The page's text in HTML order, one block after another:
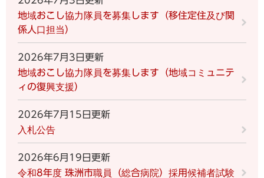
地域おこし協力隊員を募集します（移住定住及び関
係人口担当）
2026年7月3日更新
地域おこし協力隊員を募集します（地域コミュニテ
ィの復興支援）
2026年7月15日更新
入札公告
2026年6月19日更新
令和8年度 珠洲市職員（総合病院）採用候補者試験